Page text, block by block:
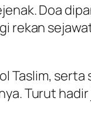
Doa
rekan
Taslim, serta
Turut